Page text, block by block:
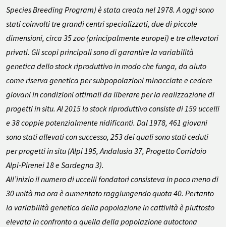
Species Breeding Program) è stata creata nel 1978. A oggi sono
stati coinvolti tre grandi centri specializzati, due di piccole
dimensioni, circa 35 zoo (principalmente europei) e tre allevatori
privati. Gli scopi principali sono di garantire la variabilità
genetica dello stock riproduttivo in modo che funga, da aiuto
come riserva genetica per subpopolazioni minacciate e cedere
giovani in condizioni ottimali da liberare per la realizzazione di
progetti in situ. Al 2015 lo stock riproduttivo consiste di 159 uccelli
e 38 coppie potenzialmente nidificanti. Dal 1978, 461 giovani
sono stati allevati con successo, 253 dei quali sono stati ceduti
per progetti in situ (Alpi 195, Andalusia 37, Progetto Corridoio
Alpi-Pirenei 18 e Sardegna 3).
All’inizio il numero di uccelli fondatori consisteva in poco meno di
30 unità ma ora è aumentato raggiungendo quota 40. Pertanto
la variabilità genetica della popolazione in cattività è piuttosto
elevata in confronto a quella della popolazione autoctona